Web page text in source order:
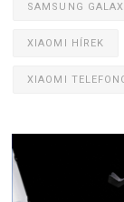
SAMSUNG
XIAOMI HÍREK
XIAOMI